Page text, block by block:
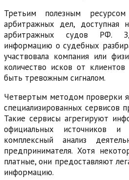
Третьим полезным ресурсом
арбитражных дел, доступная
арбитражных судов РФ.
информацию о судебных
участвовала компания или
количество исков от
быть тревожным сигналом.
Четвертым методом проверки
специализированных сервисов
Такие сервисы агрегируют
официальных источников и
комплексный анализ
предпринимателя. Хотя
платные, они предоставляют
информацию.